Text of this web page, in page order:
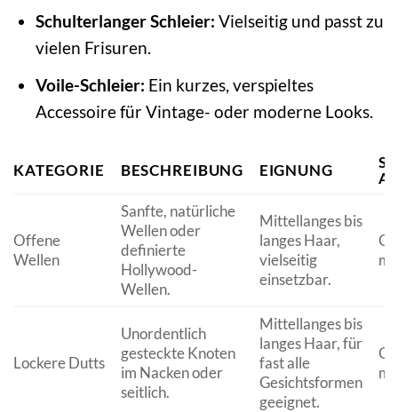
Schulterlanger Schleier: Vielseitig und passt zu
vielen Frisuren.
Voile-Schleier: Ein kurzes, verspieltes
Accessoire für Vintage- oder moderne Looks.
KATEGORIE BESCHREIBUNG EIGNUNG
Offene
Wellen
Sanfte, natürliche
Wellen oder
definierte
Hollywood-
Wellen.
Mittellanges bis
langes Haar,
vielseitig
einsetzbar.
Lockere Dutts
Unordentlich
gesteckte Knoten
im Nacken oder
seitlich.
Mittellanges bis
langes Haar, für
fast alle
Gesichtsformen
geeignet.